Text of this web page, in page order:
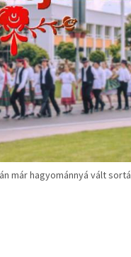
már hagyománnyá vált